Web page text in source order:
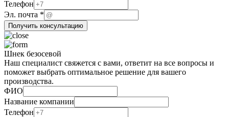
Название
ФИО
Телефон
Эл. почта *
Получить консультацию
Шнек безосевой
Наш специалист свяжется с вами, ответит на все вопросы и
поможет выбрать оптимальное решение для вашего
производства.
Эл.
почта
Телефон
ФИО
Название компании
Телефон